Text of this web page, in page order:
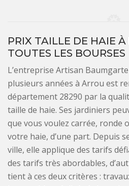
PRIX TAILLE DE HAIE
TOUTES LES BOURSES
L’entreprise Artisan
plusieurs années à Arrou est
département 28290 par la
taille de haie. Ses jardiniers
que vous voulez carrée, ronde
votre haie, d’une part. Depuis
ville, elle applique des tarifs
des tarifs très abordables,
tient à ces deux critères :